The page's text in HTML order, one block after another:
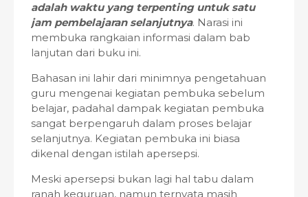
adalah waktu yang terpenting untuk satu
jam pembelajaran selanjutnya. Narasi ini
membuka rangkaian informasi dalam bab
lanjutan dari buku ini.
Bahasan ini lahir dari minimnya pengetahuan
guru mengenai kegiatan pembuka sebelum
belajar, padahal dampak kegiatan pembuka
sangat berpengaruh dalam proses belajar
selanjutnya. Kegiatan pembuka ini biasa
dikenal dengan istilah apersepsi.
Meski apersepsi bukan lagi hal tabu dalam
ranah keguruan, namun ternyata masih